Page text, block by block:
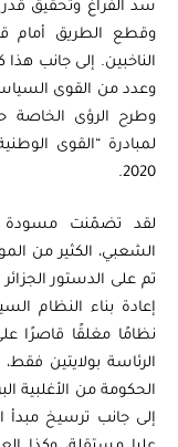
سد الفراغ وتحقيق قدر
وقطع الطريق أمام
الناخبين. إلى جانب هذا
وعدد من القوى
وطرح الرؤى الخاصة
لمبادرة “القوى
2020.
لقد تضمّنت مسودة
الشعبي، الكثير من
إعادة بناء النظام
نظامًا مغلقًا قاصرًا
الرئاسة بولايتين
الحكومة من الأغلبية
إلى جانب ترسيخ مبدأ